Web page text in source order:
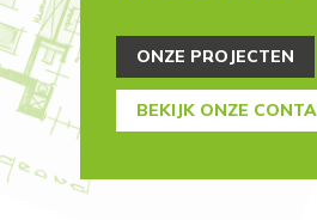
ONZE PROJECTEN
BEKIJK ONZE